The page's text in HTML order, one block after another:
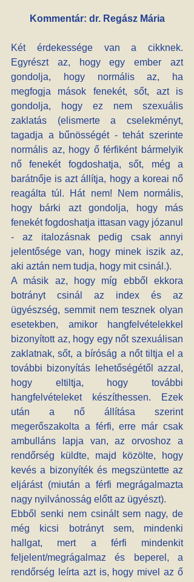
Kommentár: dr. Regász Mária
Két érdekessége van a cikknek.
Egyrészt az, hogy egy ember azt
gondolja, hogy normális az, ha
megfogja mások fenekét, sőt, azt is
gondolja, hogy ez nem szexuális
zaklatás (elismerte a cselekményt,
tagadja a bűnösségét - tehát szerinte
normális az, hogy ő férfiként bármelyik
nő fenekét fogdoshatja, sőt, még a
barátnője is azt állítja, hogy a koreai nő
reagálta túl. Hát nem! Nem normális,
hogy bárki azt gondolja, hogy más
fenekét fogdoshatja ittasan vagy józanul
- az italozásnak pedig csak annyi
jelentősége van, hogy minek iszik az,
aki aztán nem tudja, hogy mit csinál.).
A másik az, hogy míg ebből ekkora
botrányt csinál az index és az
ügyészség, semmit nem tesznek olyan
esetekben, amikor hangfelvételekkel
bizonyított az, hogy egy nőt szexuálisan
zaklatnak, sőt, a bíróság a nőt tiltja el a
további bizonyítás lehetőségétől azzal,
hogy eltiltja, hogy további
hangfelvételeket készíthessen. Ezek
után a nő állítása szerint
megerőszakolta a férfi, erre már csak
ambulláns lapja van, az orvoshoz a
rendőrség küldte, majd közölte, hogy
kevés a bizonyíték és megszüntette az
eljárást (miután a férfi megrágalmazta
nagy nyilvánosság előtt az ügyészt).
Ebből senki nem csinált sem nagy, de
még kicsi botrányt sem, mindenki
hallgat, mert a férfi mindenkit
feljelent/megrágalmaz és beperel, a
rendőrség leírta azt is, hogy mivel az ő